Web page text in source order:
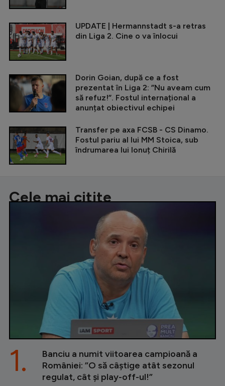
UPDATE | Hermannstadt s-a retras
din Liga 2. Cine o va înlocui
Dorin Goian, după ce a fost
prezentat în Liga 2: ”Nu aveam cum
să refuz!”. Fostul internațional a
anunțat obiectivul echipei
Transfer pe axa FCSB - CS Dinamo.
Fostul pariu al lui MM Stoica, sub
îndrumarea lui Ionuț Chirilă
Cele mai citite
Banciu a numit viitoarea campioană a
României: ”O să câștige atât sezonul
regulat, cât și play-off-ul!”
1.